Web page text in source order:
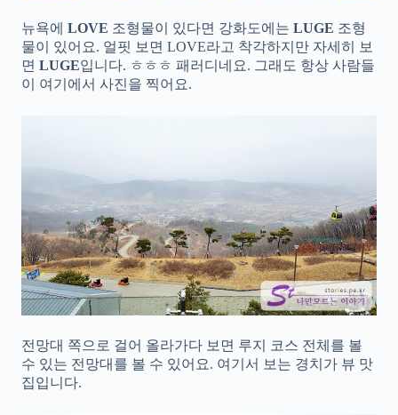
뉴욕에 LOVE 조형물이 있다면 강화도에는 LUGE 조형
물이 있어요. 얼핏 보면 LOVE라고 착각하지만 자세히 보
면 LUGE입니다. ㅎㅎㅎ 패러디네요. 그래도 항상 사람들
이 여기에서 사진을 찍어요.
전망대 쪽으로 걸어 올라가다 보면 루지 코스 전체를 볼
수 있는 전망대를 볼 수 있어요. 여기서 보는 경치가 뷰 맛
집입니다.